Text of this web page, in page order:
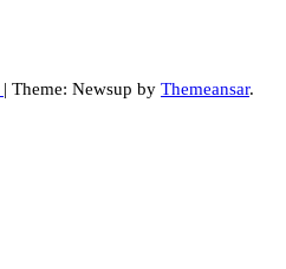
| Theme: Newsup by Themeansar.